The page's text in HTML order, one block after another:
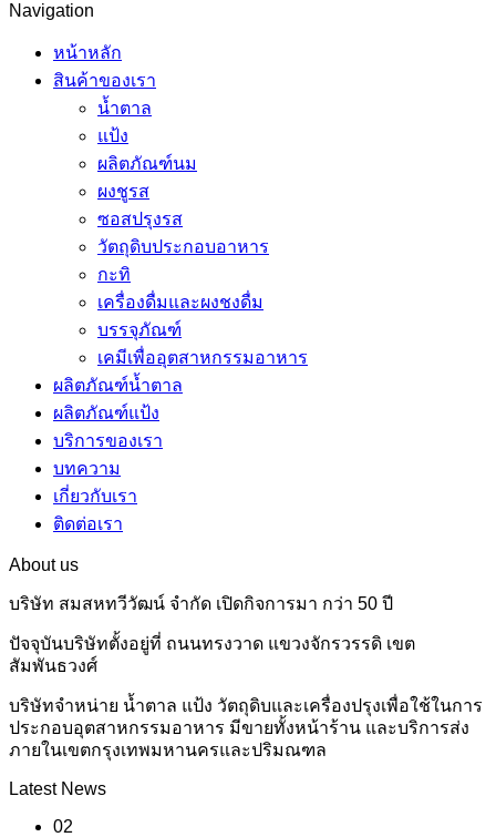
Navigation
หน้าหลัก
สินค้าของเรา
น้ำตาล
แป้ง
ผลิตภัณฑ์นม
ผงชูรส
ซอสปรุงรส
วัตถุดิบประกอบอาหาร
กะทิ
เครื่องดื่มและผงชงดื่ม
บรรจุภัณฑ์
เคมีเพื่ออุตสาหกรรมอาหาร
ผลิตภัณฑ์น้ำตาล
ผลิตภัณฑ์แป้ง
บริการของเรา
บทความ
เกี่ยวกับเรา
ติดต่อเรา
About us
บริษัท สมสหทวีวัฒน์ จำกัด เปิดกิจการมา กว่า 50 ปี
ปัจจุบันบริษัทตั้งอยู่ที่ ถนนทรงวาด แขวงจักรวรรดิ เขต
สัมพันธวงศ์
บริษัทจำหน่าย น้ำตาล แป้ง วัตถุดิบและเครื่องปรุงเพื่อใช้ในการ
ประกอบอุตสาหกรรมอาหาร มีขายทั้งหน้าร้าน และบริการส่ง
ภายในเขตกรุงเทพมหานครและปริมณฑล
Latest News
02